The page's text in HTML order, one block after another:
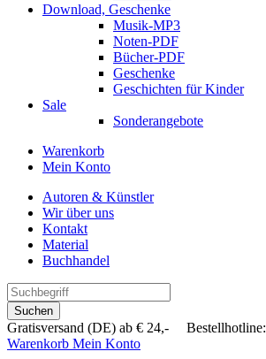
Download, Geschenke
Musik-MP3
Noten-PDF
Bücher-PDF
Geschenke
Geschichten für Kinder
Sale
Sonderangebote
Warenkorb
Mein Konto
Autoren & Künstler
Wir über uns
Kontakt
Material
Buchhandel
Suchen
Gratisversand (DE) ab € 24,- Bestellhotline:
Warenkorb Mein Konto